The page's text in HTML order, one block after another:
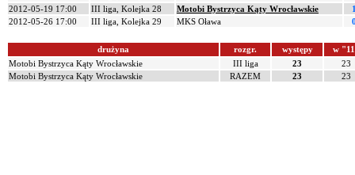
2012-05-19 17:00
III liga, Kolejka 28 Motobi Bystrzyca Kąty Wrocławskie
2012-05-26 17:00
III liga, Kolejka 29 MKS Oława
drużyna rozgr. występy
w
Motobi Bystrzyca Kąty Wrocławskie
III liga 23
23
Motobi Bystrzyca Kąty Wrocławskie
RAZEM 23 23